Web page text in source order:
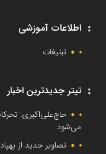
اطلاعات آموزشی
تبلیغات
تیتر جدیدترین اخبار
حاج‌علی‌اکبری:
می‌شود
تصاویر جدید از